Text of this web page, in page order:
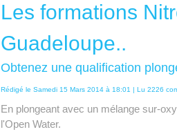
Les formations
Guadeloupe..
Obtenez une qualification
Rédigé le Samedi 15 Mars 2014 à 18:01 | Lu 2226
En plongeant avec un mélange sur-
l'Open Water.